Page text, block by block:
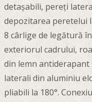
detașabili, pereți
depozitarea peretelui
8 cârlige de legătură
exteriorul cadrului,
din lemn
laterali din aluminiu
pliabili la 180°.